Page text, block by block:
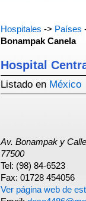
Hospitales -> Países
Bonampak Canela
Hospital
Listado en México
Av. Bonampak y
77500
Tel: (98) 84-6523
Fax: 01728 454056
Ver página web de